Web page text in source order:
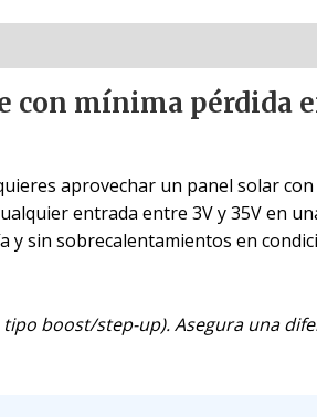
con mínima pérdida
aprovechar un panel solar
entrada entre 3V y 35V en
y sin sobrecalentamientos en
boost/step-up). Asegura una